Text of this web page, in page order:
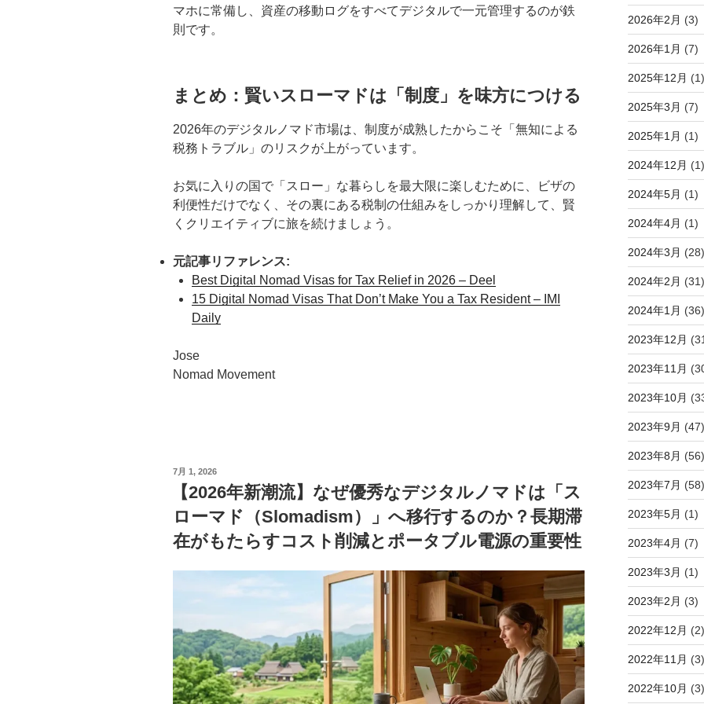
マホに常備し、資産の移動ログをすべてデジタルで一元管理するのが鉄
則です。
まとめ：賢いスローマドは「制度」を味方につける
2026年のデジタルノマド市場は、制度が成熟したからこそ「無知による
税務トラブル」のリスクが上がっています。
お気に入りの国で「スロー」な暮らしを最大限に楽しむために、ビザの
利便性だけでなく、その裏にある税制の仕組みをしっかり理解して、賢
くクリエイティブに旅を続けましょう。
元記事リファレンス:
Best Digital Nomad Visas for Tax Relief in 2026 – Deel
15 Digital Nomad Visas That Don’t Make You a Tax Resident – IMI
Daily
Jose
Nomad Movement
投
7月 1, 2026
【2026年新潮流】なぜ優秀なデジタルノマドは「ス
ローマド（Slomadism）」へ移行するのか？長期滞
在がもたらすコスト削減とポータブル電源の重要性
2026年2月 (3)
2026年1月 (7)
2025年12月 (1)
2025年3月 (7)
2025年1月 (1)
2024年12月 (1)
2024年5月 (1)
2024年4月 (1)
2024年3月 (28)
2024年2月 (31)
2024年1月 (36)
2023年12月
2023年11月
2023年10月
2023年9月 (47)
2023年8月 (56)
2023年7月 (58)
2023年5月 (1)
2023年4月 (7)
2023年3月 (1)
2023年2月 (3)
2022年12月 (2)
2022年11月 (3)
2022年10月 (3)